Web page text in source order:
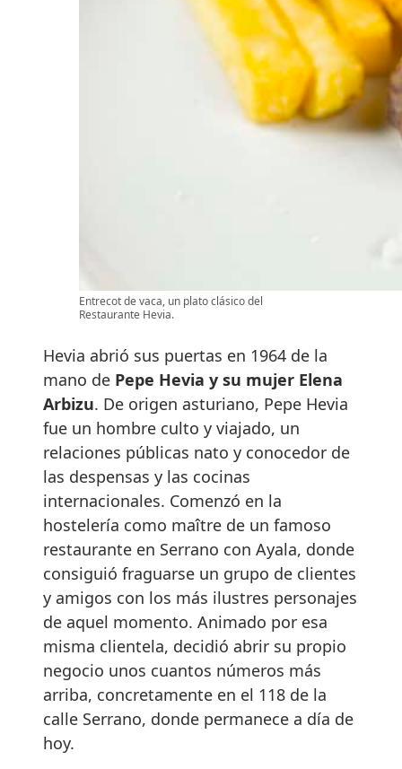
Entrecot de vaca, un plato clásico del
Restaurante Hevia.
Hevia abrió sus puertas en 1964 de la
mano de Pepe Hevia y su mujer Elena
Arbizu. De origen asturiano, Pepe Hevia
fue un hombre culto y viajado, un
relaciones públicas nato y conocedor de
las despensas y las cocinas
internacionales. Comenzó en la
hostelería como maître de un famoso
restaurante en Serrano con Ayala, donde
consiguió fraguarse un grupo de clientes
y amigos con los más ilustres personajes
de aquel momento. Animado por esa
misma clientela, decidió abrir su propio
negocio unos cuantos números más
arriba, concretamente en el 118 de la
calle Serrano, donde permanece a día de
hoy.